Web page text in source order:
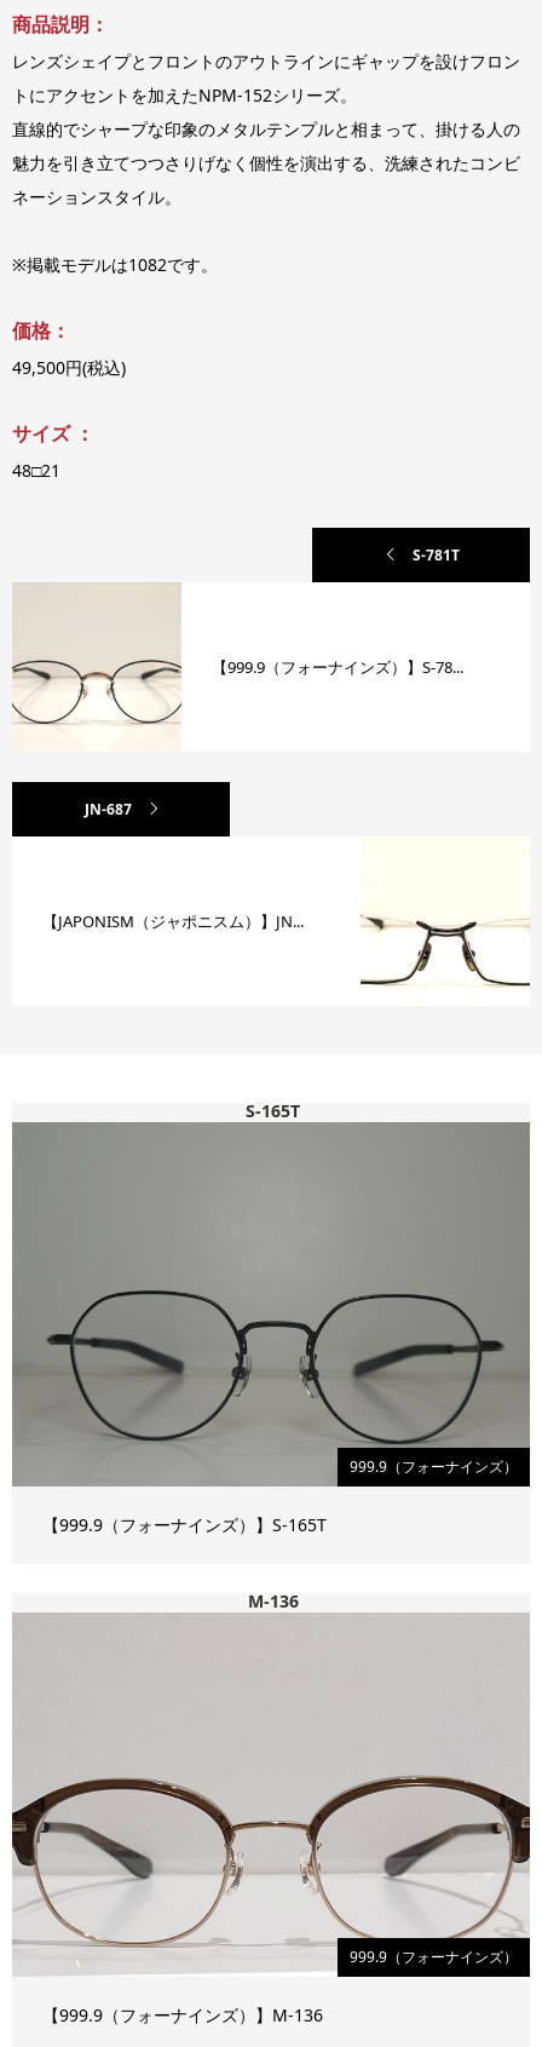
商品説明：
レンズシェイプとフロントのアウトラインにギャップを設けフロン
トにアクセントを加えたNPM-152シリーズ。
直線的でシャープな印象のメタルテンプルと相まって、掛ける人の
魅力を引き立てつつさりげなく個性を演出する、洗練されたコンビ
ネーションスタイル。
※掲載モデルは1082です。
価格：
49,500円(税込)
サイズ ：
48□21
S-781T
【999.9（フォーナインズ）】S-78...
JN-687
【JAPONISM（ジャポニスム）】JN...
S-165T
999.9（フォーナインズ）
【999.9（フォーナインズ）】S-165T
M-136
999.9（フォーナインズ）
【999.9（フォーナインズ）】M-136